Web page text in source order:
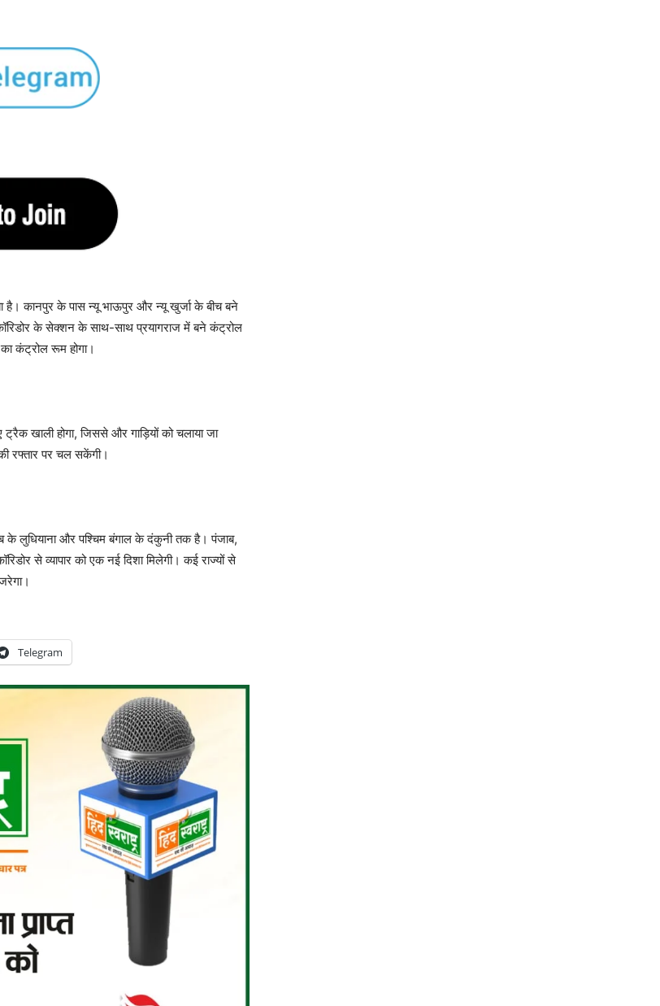
है। कानपुर के पास न्यू भाऊपुर और न्यू खुर्जा के बीच बने
के सेक्शन के साथ-साथ प्रयागराज में बने कंट्रोल
कंट्रोल रूम होगा।
खाली होगा, जिससे और गाड़ियों को चलाया जा
रफ्तार पर चल सकेंगी।
के लुधियाना और पश्चिम बंगाल के दंकुनी तक है। पंजाब,
से व्यापार को एक नई दिशा मिलेगी। कई राज्यों से
Telegram